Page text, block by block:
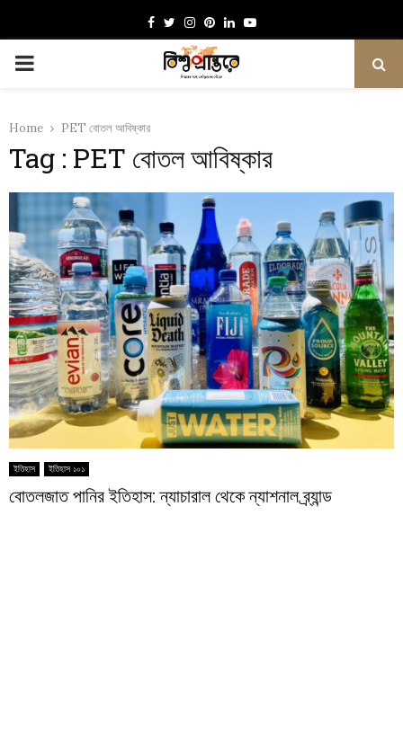
Facebook
TwitterInstagram
Pinterest
LinkedinYoutube
PRIMARY
Home PET বোতল আবিষ্কার
Tag : PET বোতল আবিষ্কার
ইতিহাস ইতিহাস ১০১
বোতলজাত পানির ইতিহাস: ন্যাচারাল থেকে ন্যাশনাল ব্র্যান্ড